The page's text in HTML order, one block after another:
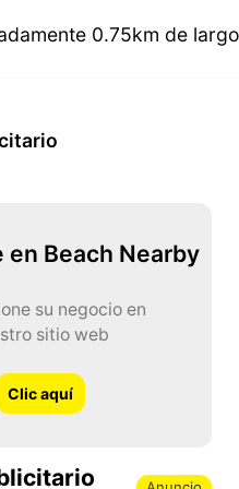
0.75km de
en Beach Nearby
su negocio en
sitio web
Clic aquí